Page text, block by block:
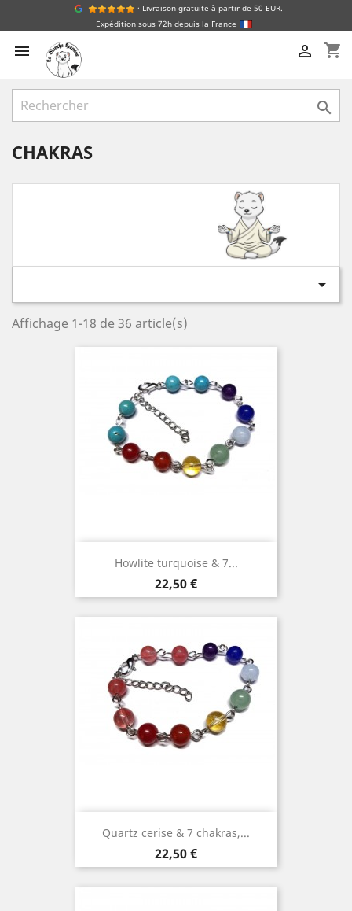
· Livraison gratuite à partir de 50 EUR.
Expédition sous 72h depuis la France
 shopping_cart


CHAKRAS

Affichage 1-18 de 36 article(s)
Howlite turquoise & 7...
Prix
22,50 €
Quartz cerise & 7 chakras,...
Prix
22,50 €